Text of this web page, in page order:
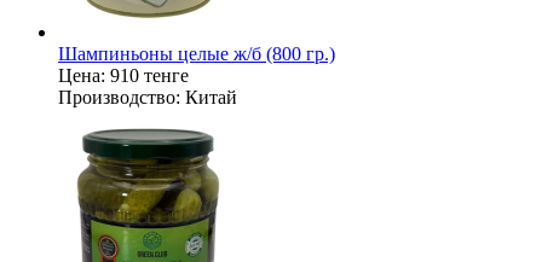
Шампиньоны целые ж/б (800 гр.)
Цена: 910 тенге
Производство: Китай